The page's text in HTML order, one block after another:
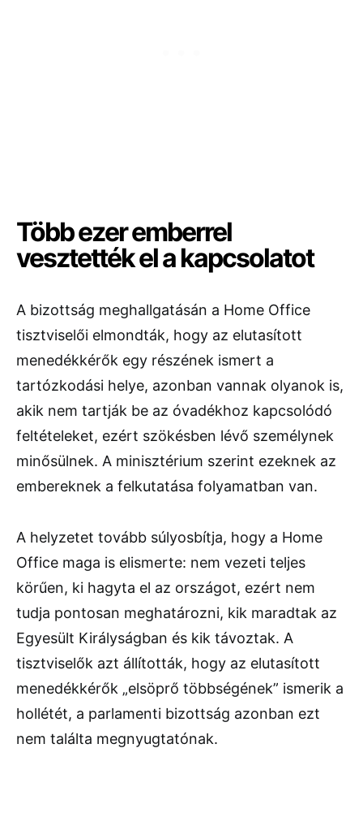
Több ezer emberrel
vesztették el a kapcsolatot
A bizottság meghallgatásán a Home Office
tisztviselői elmondták, hogy az elutasított
menedékkérők egy részének ismert a
tartózkodási helye, azonban vannak olyanok is,
akik nem tartják be az óvadékhoz kapcsolódó
feltételeket, ezért szökésben lévő személynek
minősülnek. A minisztérium szerint ezeknek az
embereknek a felkutatása folyamatban van.
A helyzetet tovább súlyosbítja, hogy a Home
Office maga is elismerte: nem vezeti teljes
körűen, ki hagyta el az országot, ezért nem
tudja pontosan meghatározni, kik maradtak az
Egyesült Királyságban és kik távoztak. A
tisztviselők azt állították, hogy az elutasított
menedékkérők „elsöprő többségének” ismerik a
hollétét, a parlamenti bizottság azonban ezt
nem találta megnyugtatónak.